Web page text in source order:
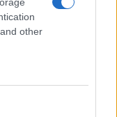
other